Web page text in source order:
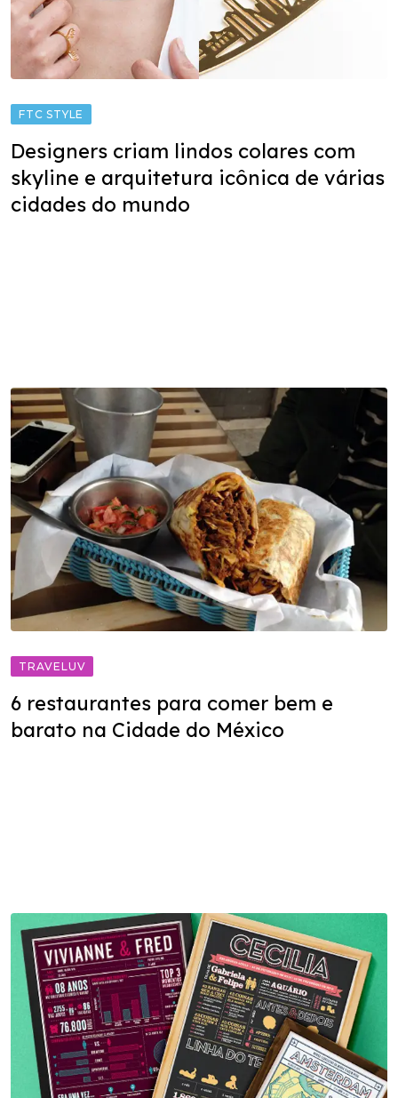
FTC STYLE
Designers criam lindos colares com
skyline e arquitetura icônica de várias
cidades do mundo
TRAVELUV
6 restaurantes para comer bem e
barato na Cidade do México